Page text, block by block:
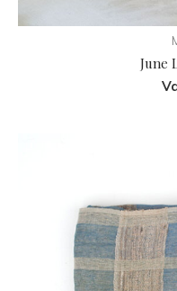
June